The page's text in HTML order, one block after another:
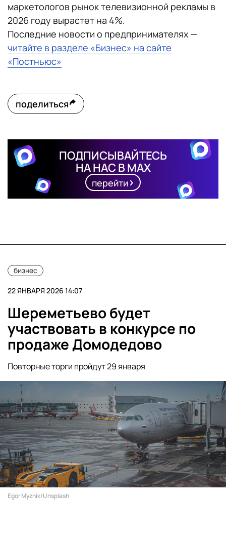
маркетологов рынок телевизионной рекламы в
2026 году вырастет на 4%.
Последние новости о предпринимателях —
читайте в разделе «Бизнес» на сайте
«Постньюс»
поделиться
ПОДПИСЫВАЙТЕСЬ
НА НАС В MAX
перейти
бизнес
22 ЯНВАРЯ 2026 14:07
Шереметьево будет
участвовать в конкурсе по
продаже Домодедово
Повторные торги пройдут 29 января
Egor Myznik/Unsplash